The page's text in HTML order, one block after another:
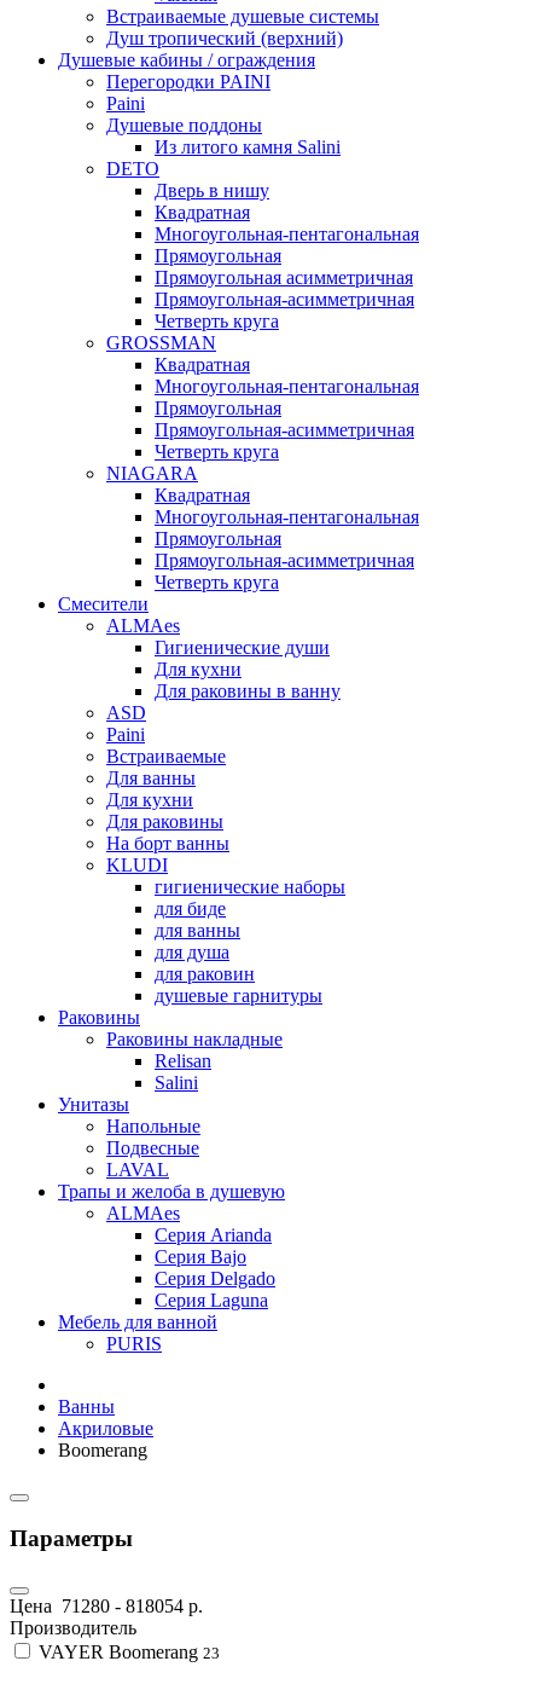
Встраиваемые душевые системы
Душ тропический (верхний)
Душевые кабины / ограждения
Перегородки PAINI
Paini
Душевые поддоны
Из литого камня Salini
DETO
Дверь в нишу
Квадратная
Многоугольная-пентагональная
Прямоугольная
Прямоугольная асимметричная
Прямоугольная-асимметричная
Четверть круга
GROSSMAN
Квадратная
Многоугольная-пентагональная
Прямоугольная
Прямоугольная-асимметричная
Четверть круга
NIAGARA
Квадратная
Многоугольная-пентагональная
Прямоугольная
Прямоугольная-асимметричная
Четверть круга
Смесители
ALMAes
Гигиенические души
Для кухни
Для раковины в ванну
ASD
Paini
Встраиваемые
Для ванны
Для кухни
Для раковины
На борт ванны
KLUDI
гигиенические наборы
для биде
для ванны
для душа
для раковин
душевые гарнитуры
Раковины
Раковины накладные
Relisan
Salini
Унитазы
Напольные
Подвесные
LAVAL
Трапы и желоба в душевую
ALMAes
Серия Arianda
Серия Bajo
Серия Delgado
Серия Laguna
Мебель для ванной
PURIS
Ванны
Акриловые
Boomerang
Параметры
Цена 71280 - 818054 р.
Производитель
VAYER Boomerang 23